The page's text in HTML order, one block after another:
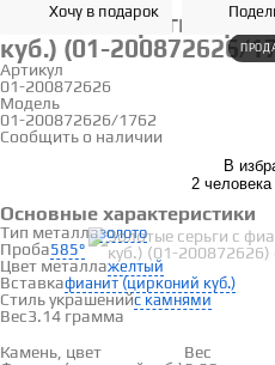
Хочу в подарок
Золотые серьги с
куб.) (01-200872626/
Артикул
01-200872626
Модель
01-200872626/1762
Сообщить о наличии
В
2
Основные характеристики
Тип металлазолото
Проба585°
Цвет металлажелтый
Вставкафианит (цирконий куб.)
Стиль украшенийс камнями
Вес3.14 грамма
Вставки
Камень, цвет
Вес